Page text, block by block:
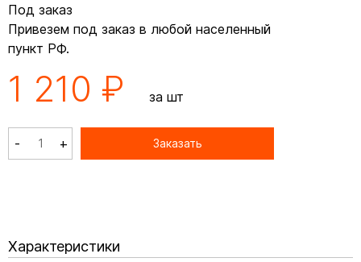
Под заказ
Привезем под заказ в любой населенный
пункт РФ.
1 210 ₽ за шт
- + Заказать
Характеристики